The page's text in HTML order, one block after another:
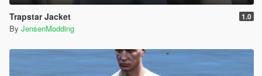
Trapstar Jacket 1.0
By JensenModding